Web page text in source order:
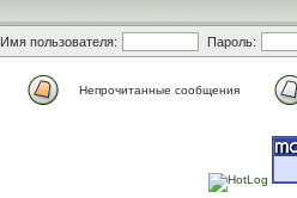
Имя пользователя: Пароль:
Непрочитанные сообщения